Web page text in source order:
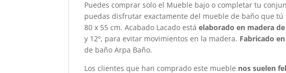
Puedes comprar solo el Mueble bajo o completar tu
puedas disfrutar exactamente del mueble de baño que tú
80 x 55 cm. Acabado Lacado estáelaborado en madera
y 12º, para evitar movimientos en la madera. Fabricado en
de baño Arpa Baño.
Los clientes que han comprado este mueble nos suelen